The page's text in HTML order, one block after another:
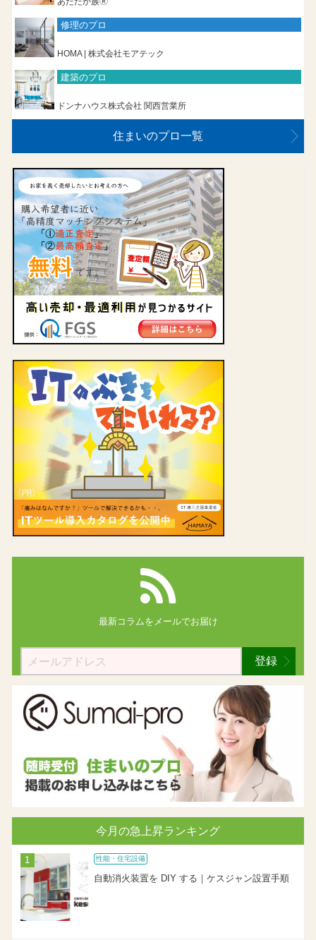
修理のプロ
HOMA | 株式会社モアテック
建築のプロ
ドンナハウス株式会社 関西営業所
住まいのプロ一覧
最新コラムを メールでお届け
登録
今月の急上昇ランキング
性能・住宅設備
自動消火装置を DIY する｜ケスジャン設置手順